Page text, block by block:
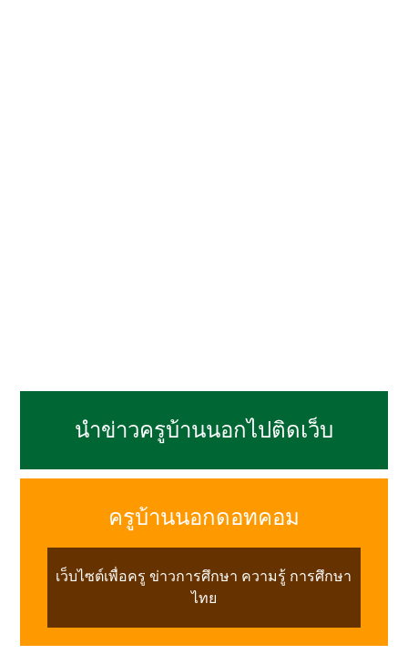
นำข่าวครูบ้านนอกไปติดเว็บ
ครูบ้านนอกดอทคอม
เว็บไซต์เพื่อครู ข่าวการศึกษา ความรู้ การศึกษา
ไทย